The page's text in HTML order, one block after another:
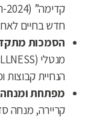
חדש בחיים לאחר
הסמכות
הנחיית קבוצות
מפתחת ומנחה
קריירה, מנחה